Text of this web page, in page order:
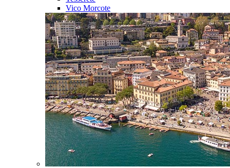
Vico Morcote